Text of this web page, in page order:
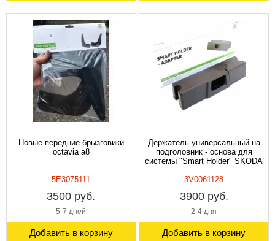
Новые передние брызговики
octavia a8
5Е3075111
3500 руб.
5-7 дней
Добавить в корзину
Держатель универсальный на
подголовник - основа для
системы "Smart Holder" SKODA
3V0061128
3900 руб.
2-4 дня
Добавить в корзину